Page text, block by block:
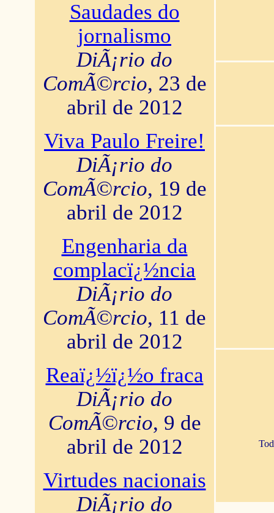
Saudades do
jornalismo
DiÃ¡rio do
ComÃ©rcio, 23 de
abril de 2012
Viva Paulo Freire!
DiÃ¡rio do
ComÃ©rcio, 19 de
abril de 2012
Engenharia da
complacï¿½ncia
DiÃ¡rio do
ComÃ©rcio, 11 de
abril de 2012
Reaï¿½ï¿½o fraca
DiÃ¡rio do
ComÃ©rcio, 9 de
abril de 2012
Virtudes nacionais
DiÃ¡rio do